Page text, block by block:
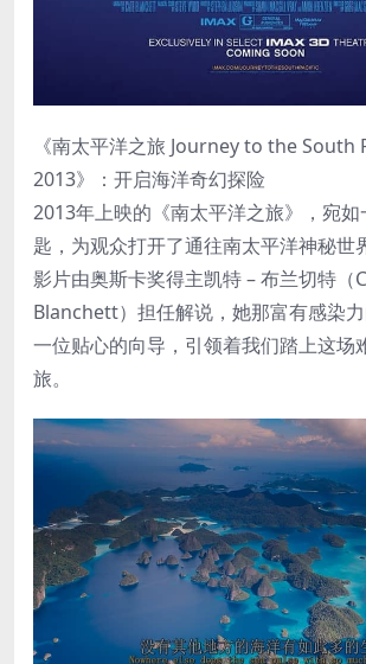
《南太平洋之旅 Journey to the South
2013》：开启海洋奇幻探险
2013年上映的《南太平洋之旅》，宛如
匙，为观众打开了通往南太平洋神秘世
影片由奥斯卡奖得主凯特 – 布兰切特（
Blanchett）担任解说，她那富有感染
一位贴心的向导，引领着我们踏上这场
旅。